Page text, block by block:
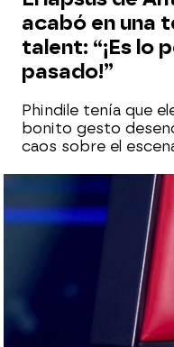
acabó en una
talent: “¡Es lo
pasado!”
Phindile tenía que
bonito gesto
caos sobre el
Antonio
más bonito de
Estoy hecho de